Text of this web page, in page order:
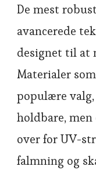
De mest
avancerede
designet til at
Materialer
populære
holdbare,
over for UV-
falmning og